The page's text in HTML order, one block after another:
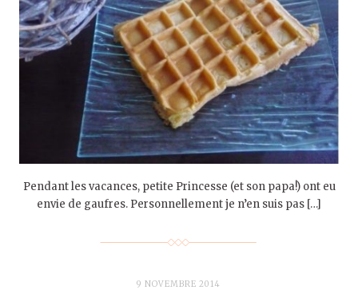
Pendant les vacances, petite Princesse (et son papa!) ont eu
envie de gaufres. Personnellement je n’en suis pas […]
9 NOVEMBRE 2014